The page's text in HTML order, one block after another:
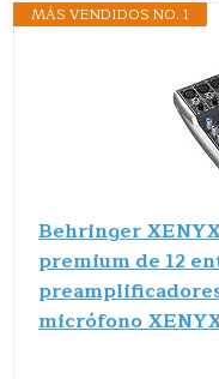
MÁS VENDIDOS NO. 1
Behringer
premium de 12
micrófono